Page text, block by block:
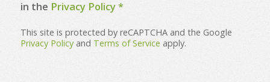
in the Privacy Policy*
This site is protected by reCAPTCHA and the Google
Privacy Policyand Terms of Service apply.